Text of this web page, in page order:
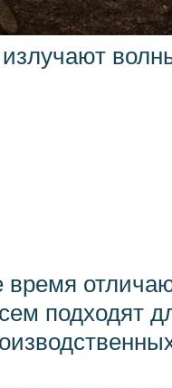
подходят